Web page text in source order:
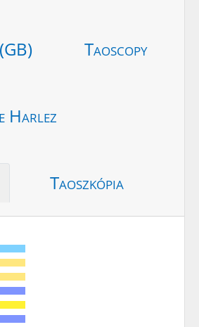
Taoscopy
Harlez
Taoszkópia